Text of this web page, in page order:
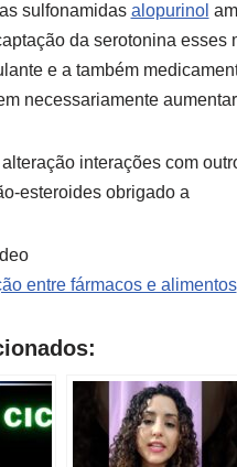
sulfonamidas alopurinol
da serotonina
e a também
necessariamente
interações com
esteroides obrigado a
entre fármacos e alimentos